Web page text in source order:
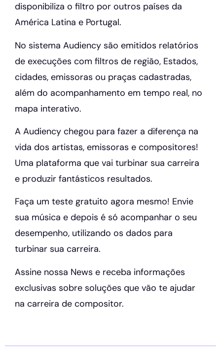
disponibiliza o filtro por outros países da
América Latina e Portugal.
No sistema Audiency são emitidos relatórios
de execuções com filtros de região, Estados,
cidades, emissoras ou praças cadastradas,
além do acompanhamento em tempo real, no
mapa interativo.
A Audiency chegou para fazer a diferença na
vida dos artistas, emissoras e compositores!
Uma plataforma que vai turbinar sua carreira
e produzir fantásticos resultados.
Faça um teste gratuito agora mesmo! Envie
sua música e depois é só acompanhar o seu
desempenho, utilizando os dados para
turbinar sua carreira.
Assine nossa News e receba informações
exclusivas sobre soluções que vão te ajudar
na carreira de compositor.